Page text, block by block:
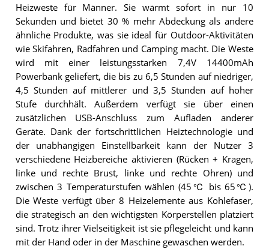
Heizweste für Männer. Sie wärmt sofort in nur 10
Sekunden und bietet 30 % mehr Abdeckung als andere
ähnliche Produkte, was sie ideal für Outdoor-Aktivitäten
wie Skifahren, Radfahren und Camping macht. Die Weste
wird mit einer leistungsstarken 7,4V 14400mAh
Powerbank geliefert, die bis zu 6,5 Stunden auf niedriger,
4,5 Stunden auf mittlerer und 3,5 Stunden auf hoher
Stufe durchhält. Außerdem verfügt sie über einen
zusätzlichen USB-Anschluss zum Aufladen anderer
Geräte. Dank der fortschrittlichen Heiztechnologie und
der unabhängigen Einstellbarkeit kann der Nutzer 3
verschiedene Heizbereiche aktivieren (Rücken + Kragen,
linke und rechte Brust, linke und rechte Ohren) und
zwischen 3 Temperaturstufen wählen (45℃ bis 65℃).
Die Weste verfügt über 8 Heizelemente aus Kohlefaser,
die strategisch an den wichtigsten Körperstellen platziert
sind. Trotz ihrer Vielseitigkeit ist sie pflegeleicht und kann
mit der Hand oder in der Maschine gewaschen werden.